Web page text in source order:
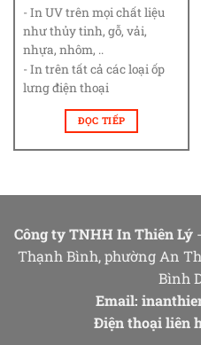
- In UV trên mọi chất liệu
như thủy tinh, gỗ, vải,
nhựa, nhôm, ..
- In trên tất cả các loại ốp
lưng điện thoại
ĐỌC TIẾP
Công ty TNHH In Thiên Lý-
Thạnh Bình, phường An
Bình
Email:
Điện thoại liên